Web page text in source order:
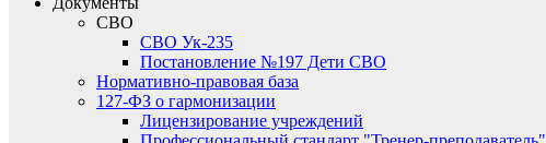
СВО
СВО Ук-235
Постановление №197 Дети СВО
Нормативно-правовая база
127-ФЗ о гармонизации
Лицензирование учреждений